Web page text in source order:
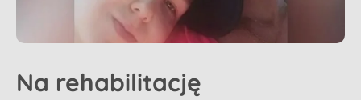
Na rehabilitację